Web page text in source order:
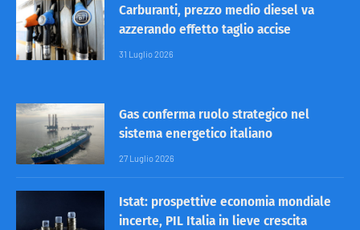
Carburanti, prezzo medio diesel va
azzerando effetto taglio accise
31 Luglio 2026
Gas conferma ruolo strategico nel
sistema energetico italiano
27 Luglio 2026
Istat: prospettive economia mondiale
incerte, PIL Italia in lieve crescita